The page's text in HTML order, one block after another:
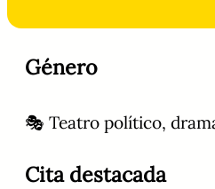
Género
🎭 Teatro político,
Cita destacada